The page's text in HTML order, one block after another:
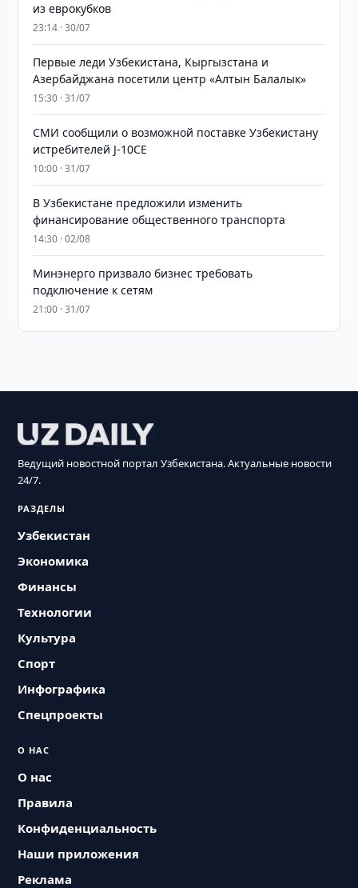
из еврокубков
23:14 · 30/07
Первые леди Узбекистана, Кыргызстана и
Азербайджана посетили центр «Алтын Балалык»
15:30 · 31/07
СМИ сообщили о возможной поставке Узбекистану
истребителей J-10CE
10:00 · 31/07
В Узбекистане предложили изменить
финансирование общественного транспорта
14:30 · 02/08
Минэнерго призвало бизнес требовать
подключение к сетям
21:00 · 31/07
Ведущий новостной портал Узбекистана. Актуальные новости
24/7.
РАЗДЕЛЫ
Узбекистан
Экономика
Финансы
Технологии
Культура
Спорт
Инфографика
Спецпроекты
О НАС
О нас
Правила
Конфиденциальность
Наши приложения
Реклама